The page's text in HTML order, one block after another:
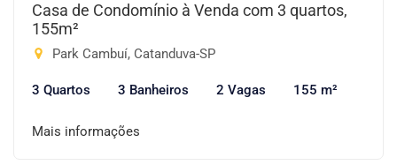
Casa de Condomínio à Venda com 3 quartos,
155m²
Park Cambuí, Catanduva-SP
3 Quartos 3 Banheiros 2 Vagas 155 m²
Mais informações